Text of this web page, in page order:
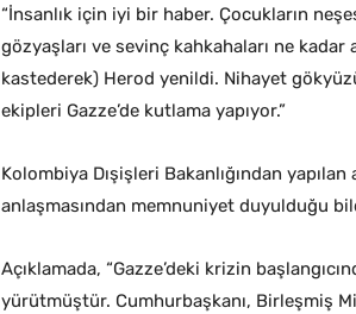
“İnsanlık için iyi bir haber. Çocukların
gözyaşları ve sevinç kahkahaları ne kadar
kastederek) Herod yenildi. Nihayet
ekipleri Gazze’de kutlama yapıyor.”
Kolombiya Dışişleri Bakanlığından
anlaşmasından memnuniyet duyulduğu
Açıklamada, “Gazze’deki krizin
yürütmüştür. Cumhurbaşkanı, Birleşmiş